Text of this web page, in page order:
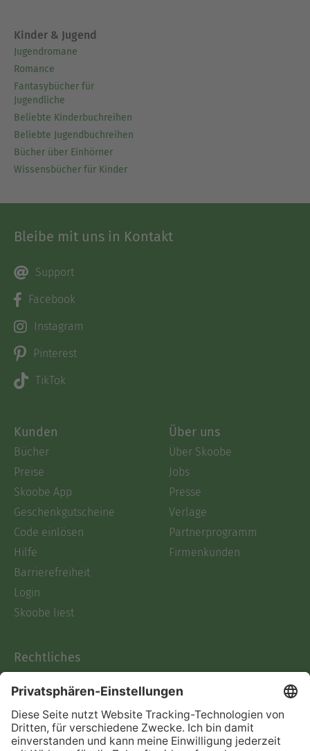
Kinder & Jugend
Jugendromane
Romance
Fantasybücher für
Jugendliche
Beliebte Kinderbuchreihen
Beliebte Jugendbuchreihen
Bücher über Einhörner
Wissensbücher für Kinder
Bleibe mit uns in Kontakt
Support
Facebook
Instagram
Pinterest
TikTok
Kunden
Bücher
Preise
Skoobe App
Geschenkgutscheine
Code einlösen
Hilfe
Barrierefreiheit
Login
Skoobe liest
Über uns
Über Skoobe
Jobs
Presse
Verlage
Partnerprogramm
Firmenkunden
Rechtliches
AGB
Informationen nach Data
Act